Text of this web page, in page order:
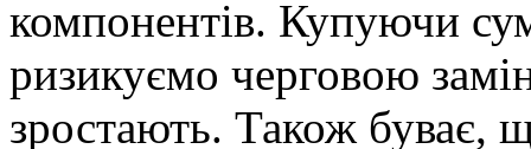
компонентів. Купуючи
ризикуємо черговою
зростають. Також буває,